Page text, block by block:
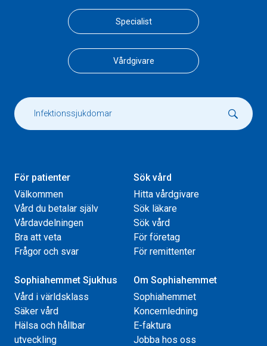
Specialist
Vårdgivare
För patienter
Välkommen
Vård du betalar själv
Vårdavdelningen
Bra att veta
Frågor och svar
Sök vård
Hitta vårdgivare
Sök läkare
Sök vård
För företag
För remittenter
Sophiahemmet Sjukhus
Vård i världsklass
Säker vård
Hälsa och hållbar
utveckling
Om Sophiahemmet
Sophiahemmet
Koncernledning
E-faktura
Jobba hos oss